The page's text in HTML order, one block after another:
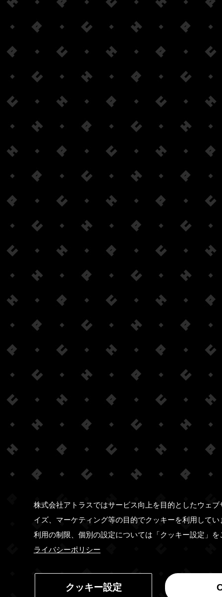
株式会社アトラスではサービス向上を目的としたウェ
イズ、マーケティング等の目的でクッキーを利用して
利用の制限、個別の設定については「クッキー設定」
ライバシーポリシー
クッキー設定